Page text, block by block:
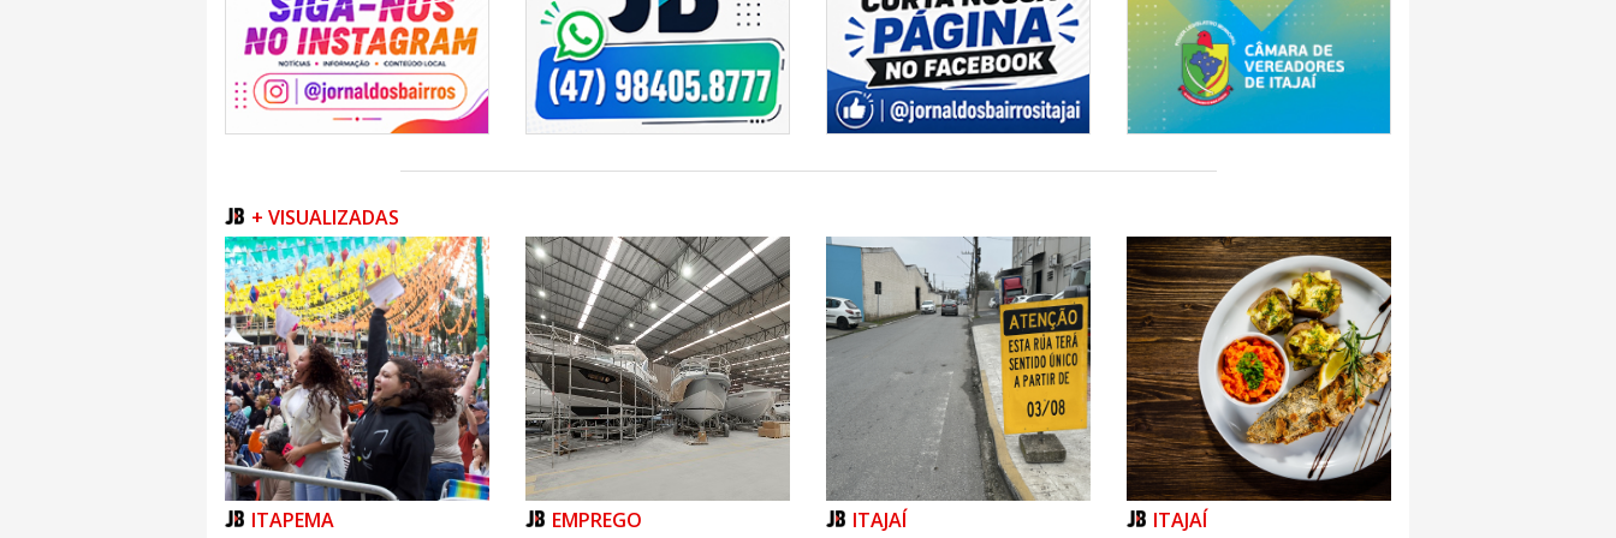
compensar a falta de frio para as plantas de macieira advindas do exterior, pois a
quantidade de frio disponível mesmo no Sul do Brasil é insuficiente para que a
planta tenha um período de repouso (dormência) adequado. “Sem essa
tecnologia de indução da brotação nessas plantas, por exemplo, não seria
possível ao Brasil produzir mais de um milhão de toneladas da fruta anualmente”,
ressalta o pesquisador.
Ele relata que os avanços não se restringiram ao campo. A Epagri e parceiros
fitopatologia, entomologia e manejo de plantas, todas essenciais para garantir o
com coloração vermelha intensa e sabor doce e extremamente agradável. “Esses
atributos foram fundamentais para conquistar o mercado nacional e abrir portas
no exterior”, destaca Marcus Vinicius.
O reconhecimento da Indicação Geográfica (IG) da maçã Fuji da Regição de São
Joaquim reforça esse diferencial e coloca a fruta catarinense entre as de melhor
qualidade do mundo. Três variedades desenvolvidas pela Epagri, identificadas
com a marca Sambóa, também são cultivadas em outros países e vem
conquistando o paladar dos consumidores estrangeiros.
Dados de produção
De acordo com dados da Epagri/Cepa, o Brasil atingiu a autossuficiência em
maçãs em 1998, quando as exportações superaram as importações pela primeira
vez. Dados da da Organização das Nações Unidas para a Alimentação e a
Agricultura (FAO) colocam o País como 12º maior produtor mundial da fruta,
responsável por cerca de 1,2% da produção global. Os principais destinos da
maçã brasileira estão na América Latina e no Oriente Médio, consolidando a
+ VISUALIZADAS
ITAPEMA EMPREGO ITAJAÍ ITAJAÍ